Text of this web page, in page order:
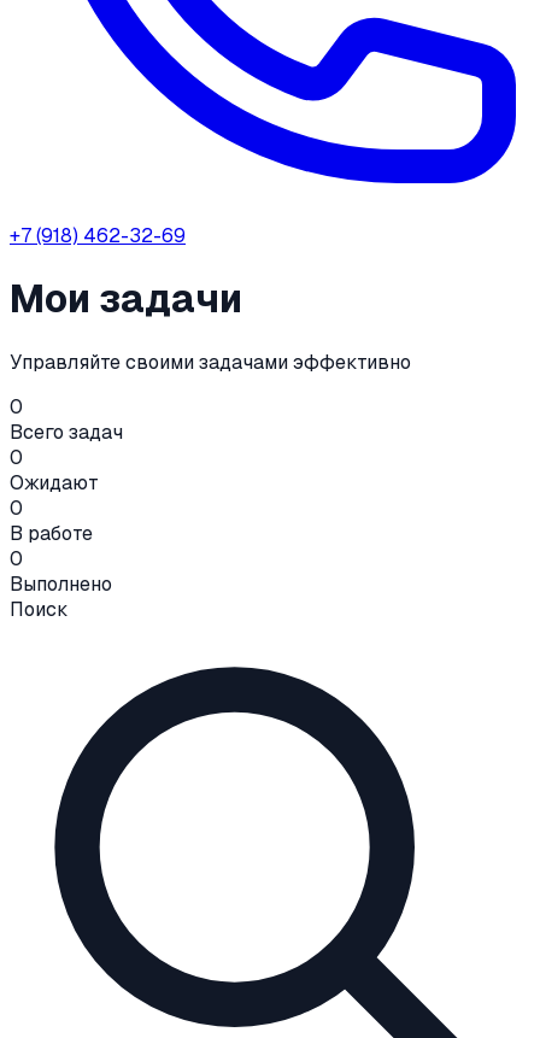
+7 (918) 462-32-69
Мои задачи
Управляйте своими задачами эффективно
0
Всего задач
0
Ожидают
0
В работе
0
Выполнено
Поиск